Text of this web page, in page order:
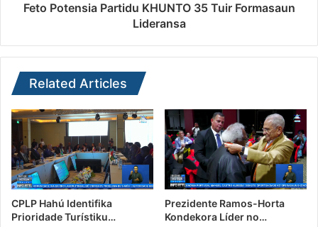
Feto Potensia Partidu KHUNTO 35 Tuir Formasaun
Lideransa
Related Articles
CPLP Hahú Identifika
Prioridade Turístiku…
Prezidente Ramos-Horta
Kondekora Líder no…